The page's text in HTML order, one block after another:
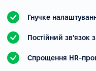
Гнучке
Постійний
Спрощення HR-